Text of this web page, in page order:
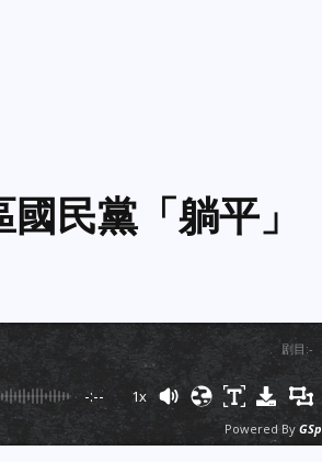
民黨「躺平」
剧目 :-
-:-- 1x
Powered By